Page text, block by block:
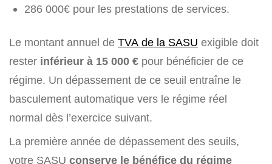
286 000€ pour les prestations de services.
Le montant annuel de TVA de la SASU exigible doit
rester inférieur à 15 000 € pour bénéficier de ce
régime. Un dépassement de ce seuil entraîne le
basculement automatique vers le régime réel
normal dès l’exercice suivant.
La première année de dépassement des seuils,
votre SASU conserve le bénéfice du régime